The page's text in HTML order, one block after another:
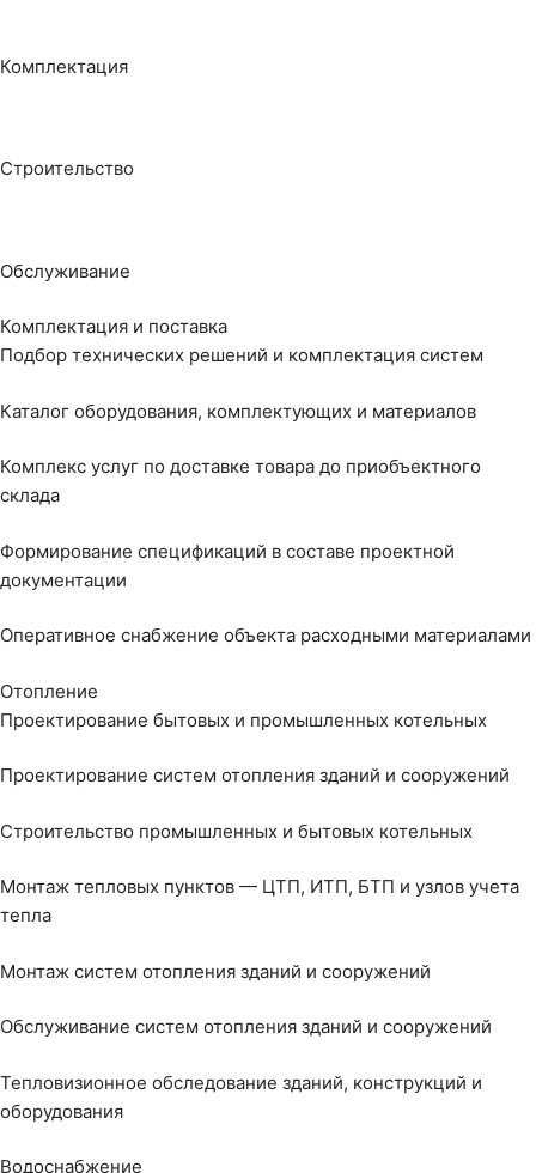
Комплектация
Строительство
Обслуживание
Комплектация и поставка
Подбор технических решений и комплектация систем
Каталог оборудования, комплектующих и материалов
Комплекс услуг по доставке товара до приобъектного
склада
Формирование спецификаций в составе проектной
документации
Оперативное снабжение объекта расходными материалами
Отопление
Проектирование бытовых и промышленных котельных
Проектирование систем отопления зданий и сооружений
Строительство промышленных и бытовых котельных
Монтаж тепловых пунктов — ЦТП, ИТП, БТП и узлов учета
тепла
Монтаж систем отопления зданий и сооружений
Обслуживание систем отопления зданий и сооружений
Тепловизионное обследование зданий, конструкций и
оборудования
Водоснабжение